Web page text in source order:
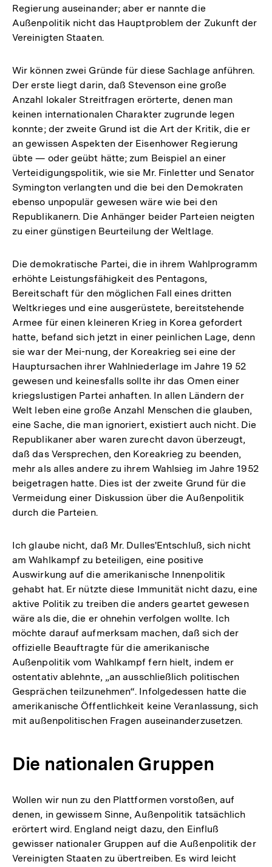
Regierung auseinander; aber er nannte die
Außenpolitik nicht das Hauptproblem der Zukunft der
Vereinigten Staaten.
Wir können zwei Gründe für diese Sachlage anführen.
Der erste liegt darin, daß Stevenson eine große
Anzahl lokaler Streitfragen erörterte, denen man
keinen internationalen Charakter zugrunde legen
konnte; der zweite Grund ist die Art der Kritik, die er
an gewissen Aspekten der Eisenhower Regierung
übte — oder geübt hätte; zum Beispiel an einer
Verteidigungspolitik, wie sie Mr. Finletter und Senator
Symington verlangten und die bei den Demokraten
ebenso unpopulär gewesen wäre wie bei den
Republikanern. Die Anhänger beider Parteien neigten
zu einer günstigen Beurteilung der Weltlage.
Die demokratische Partei, die in ihrem Wahlprogramm
erhöhte Leistungsfähigkeit des Pentagons,
Bereitschaft für den möglichen Fall eines dritten
Weltkrieges und eine ausgerüstete, bereitstehende
Armee für einen kleineren Krieg in Korea gefordert
hatte, befand sich jetzt in einer peinlichen Lage, denn
sie war der Mei-nung, der Koreakrieg sei eine der
Hauptursachen ihrer Wahlniederlage im Jahre 19 52
gewesen und keinesfalls sollte ihr das Omen einer
kriegslustigen Partei anhaften. In allen Ländern der
Welt leben eine große Anzahl Menschen die glauben,
eine Sache, die man ignoriert, existiert auch nicht. Die
Republikaner aber waren zurecht davon überzeugt,
daß das Versprechen, den Koreakrieg zu beenden,
mehr als alles andere zu ihrem Wahlsieg im Jahre 1952
beigetragen hatte. Dies ist der zweite Grund für die
Vermeidung einer Diskussion über die Außenpolitik
durch die Parteien.
Ich glaube nicht, daß Mr. Dulles'Entschluß, sich nicht
am Wahlkampf zu beteiligen, eine positive
Auswirkung auf die amerikanische Innenpolitik
gehabt hat. Er nützte diese Immunität nicht dazu, eine
aktive Politik zu treiben die anders geartet gewesen
wäre als die, die er ohnehin verfolgen wollte. Ich
möchte darauf aufmerksam machen, daß sich der
offizielle Beauftragte für die amerikanische
Außenpolitik vom Wahlkampf fern hielt, indem er
ostentativ ablehnte, „an ausschließlich politischen
Gesprächen teilzunehmen“. Infolgedessen hatte die
amerikanische Öffentlichkeit keine Veranlassung, sich
mit außenpolitischen Fragen auseinanderzusetzen.
Die nationalen Gruppen
Wollen wir nun zu den Plattformen vorstoßen, auf
denen, in gewissem Sinne, Außenpolitik tatsächlich
erörtert wird. England neigt dazu, den Einfluß
gewisser nationaler Gruppen auf die Außenpolitik der
Vereinigten Staaten zu übertreiben. Es wird leicht